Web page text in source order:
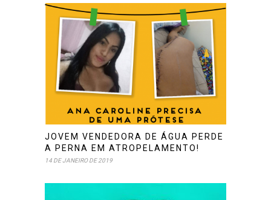
JOVEM VENDEDORA DE ÁGUA PERDE
A PERNA EM ATROPELAMENTO!
14 DE JANEIRO DE 2019